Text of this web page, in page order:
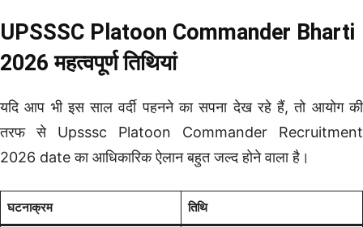
UPSSSC Platoon Commander Bharti
2026 महत्वपूर्ण तिथियां
यदि आप भी इस साल वर्दी पहनने का सपना देख रहे हैं, तो आयोग की
तरफ से Upsssc Platoon Commander Recruitment
2026 date का आधिकारिक ऐलान बहुत जल्द होने वाला है।
घटनाक्रम तिथि